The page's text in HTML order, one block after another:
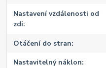
Nastavení vzdálenosti od
zdi
Otáčení do stran
Nastavitelný náklon